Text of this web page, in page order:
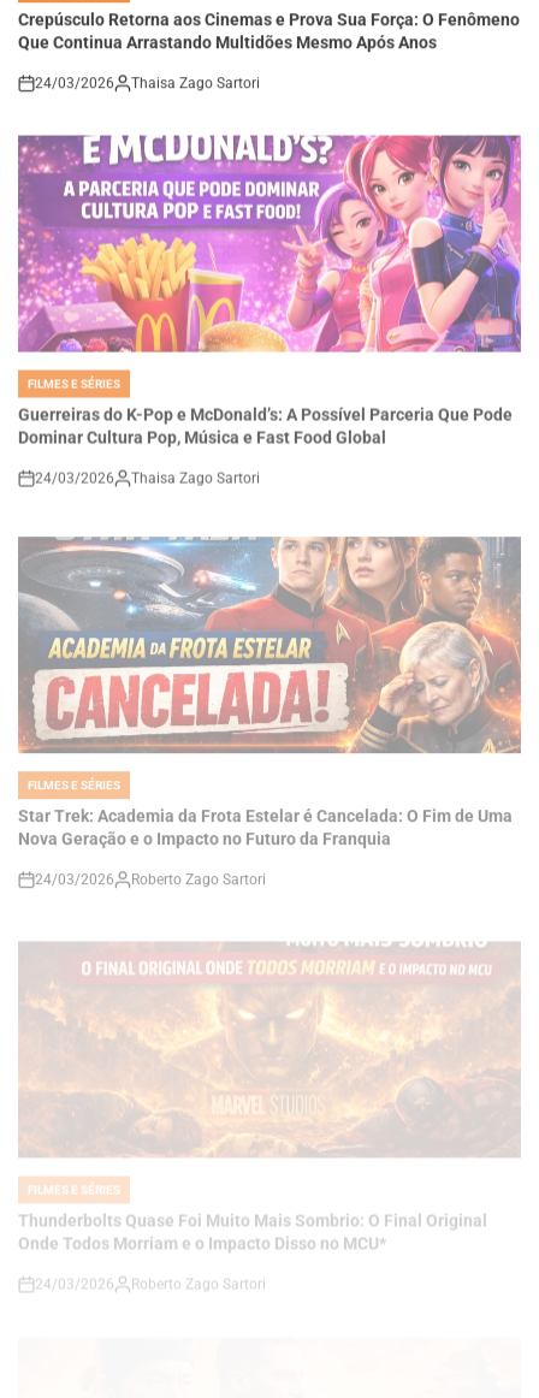
Que Continua Arrastando Multidões Mesmo Após Anos
24/03/2026 Thaisa Zago Sartori
POSTED
FILMES E SÉRIES
Guerreiras do K-Pop e McDonald’s: A Possível Parceria Que Pode
Dominar Cultura Pop, Música e Fast Food Global
on
24/03/2026 Thaisa Zago Sartori
POSTED
IN
FILMES E SÉRIES
Star Trek: Academia da Frota Estelar é Cancelada: O Fim de Uma
Nova Geração e o Impacto no Futuro da Franquia
on
24/03/2026 Roberto Zago Sartori
POSTED
FILMES E SÉRIES
Thunderbolts Quase Foi Muito Mais Sombrio: O Final Original
Onde Todos Morriam e o Impacto Disso no MCU*
on
24/03/2026